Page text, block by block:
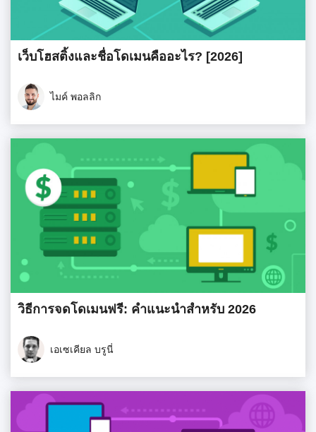
เว็บโฮสติ้งและชื่อโดเมนคืออะไร? [2026]
ไมค์ พอลลิก
วิธีการจดโดเมนฟรี: คำแนะนำสำหรับ 2026
เอเซเคียล บรูนี่